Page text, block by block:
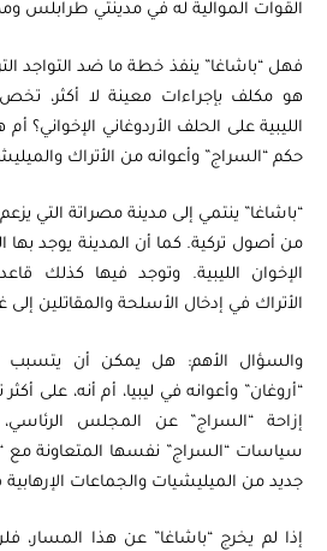
القوات الموالية له في مدينتي طرابلس
فهل “باشاغا” ينفذ خطة ما ضد التواجد
هو مكلف بإجراءات معينة لا أكثر، تخص -
الليبية على الحلف الأردوغاني الإخواني؟
حكم “السراج” وأعوانه من الأتراك
“باشاغا” ينتمي إلى مدينة مصراتة التي يزعم
من أصول تركية. كما أن المدينة يوجد بها
الإخوان الليبية. وتوجد فيها كذلك
الأتراك في إدخال الأسلحة والمقاتلين إلى
والسؤال الأهم: هل يمكن أن يتسبب
“أروغان” وأعوانه في ليبيا، أم أنه، على
إزاحة “السراج” عن المجلس
سياسات “السراج” نفسها المتعاونة مع
جديد من الميليشيات والجماعات
إذا لم يخرج “باشاغا” عن هذا المسار،